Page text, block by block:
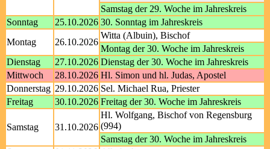
Samstag der 29. Woche im Jahreskreis
Sonntag
25.10.2026 30. Sonntag im Jahreskreis
Montag
26.10.2026
Witta (Albuin), Bischof
Montag der 30. Woche im Jahreskreis
Dienstag
27.10.2026 Dienstag der 30. Woche im Jahreskreis
Mittwoch
28.10.2026 Hl. Simon und hl. Judas, Apostel
Donnerstag 29.10.2026 Sel. Michael Rua, Priester
Freitag
30.10.2026 Freitag der 30. Woche im Jahreskreis
Samstag 31.10.2026
Hl. Wolfgang, Bischof von Regensburg
(994)
Samstag der 30. Woche im Jahreskreis